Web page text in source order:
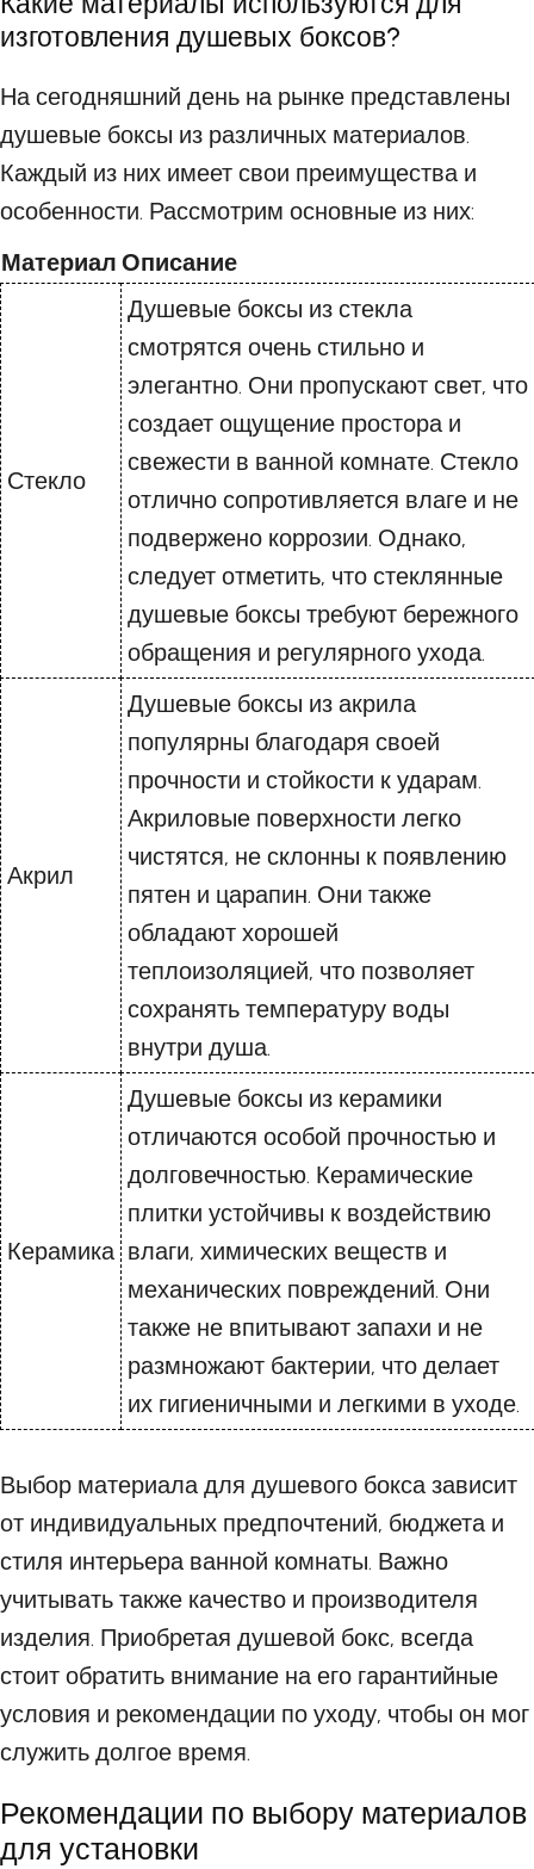
изготовления душевых боксов?
На сегодняшний день на рынке представлены
душевые боксы из различных материалов.
Каждый из них имеет свои преимущества и
особенности. Рассмотрим основные из них:
Материал Описание
Стекло
Душевые боксы из стекла
смотрятся очень стильно и
элегантно. Они пропускают свет, что
создает ощущение простора и
свежести в ванной комнате. Стекло
отлично сопротивляется влаге и не
подвержено коррозии. Однако,
следует отметить, что стеклянные
душевые боксы требуют бережного
обращения и регулярного ухода.
Акрил
Душевые боксы из акрила
популярны благодаря своей
прочности и стойкости к ударам.
Акриловые поверхности легко
чистятся, не склонны к появлению
пятен и царапин. Они также
обладают хорошей
теплоизоляцией, что позволяет
сохранять температуру воды
внутри душа.
Керамика
Душевые боксы из керамики
отличаются особой прочностью и
долговечностью. Керамические
плитки устойчивы к воздействию
влаги, химических веществ и
механических повреждений. Они
также не впитывают запахи и не
размножают бактерии, что делает
их гигиеничными и легкими в уходе.
Выбор материала для душевого бокса зависит
от индивидуальных предпочтений, бюджета и
стиля интерьера ванной комнаты. Важно
учитывать также качество и производителя
изделия. Приобретая душевой бокс, всегда
стоит обратить внимание на его гарантийные
условия и рекомендации по уходу, чтобы он мог
служить долгое время.
Рекомендации по выбору материалов
для установки